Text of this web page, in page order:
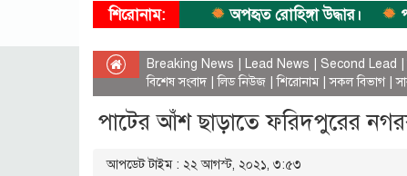
শিরোনাম: অপহৃত রোহিঙ্গা উদ্ধার।
Breaking News Lead News Second Lead |
বিশেষ সংবাদ|লিড নিউজ |শিরোনাম|সকল বিভাগ|
পাটের আঁশ ছাড়াতে ফরিদপুরের
আপডেট টাইম : ২২ আগস্ট, ২০২১, ৩:৫৩